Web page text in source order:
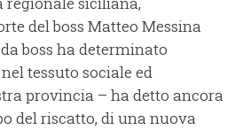
del boss Matteo Messina
boss ha determinato
tessuto sociale ed
provincia – ha detto ancora
del riscatto, di una nuova